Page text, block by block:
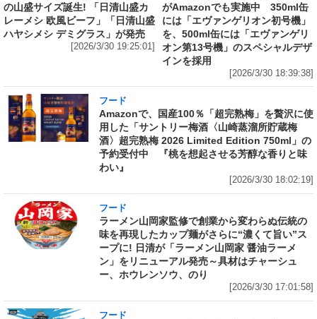
の山盛サイズ誕生! 「日清山盛カ
レーメシ 欧風ビーフ」「日清山盛
ハヤシメシ デミグラス」が発売
[2026/3/30 19:25:01]
がAmazonでも実施中 350ml缶
には「エヴァンゲリオン初号機」
を、500ml缶には「エヴァンゲリ
オン第13号機」のスペシャルデザ
インを採用
[2026/3/30 18:39:38]
フード
Amazonで、国産100％「超完熟梅」を贅沢に使
用した「サントリー梅酒〈山崎蒸溜所貯蔵梅
酒〉超完熟梅 2026 Limited Edition 750ml」の
予約受付中 『桃を想起させる芳醇な香りと味
わい』
[2026/3/30 18:02:19]
フード
ラーメン山岡家監修で創業から変わらぬ伝統の
味を再現したカップ麺がさらに“濃くて旨い”ス
ープに! 日清が「ラーメン山岡家 醤油ラーメ
ン」をリニューアル発売～具材はチャーシュ
ー、ホウレンソウ、のり
[2026/3/30 17:01:58]
フード